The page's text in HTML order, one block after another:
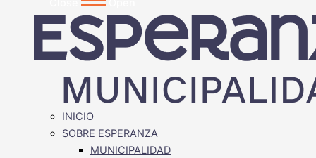
INICIO
SOBRE ESPERANZA
MUNICIPALIDAD